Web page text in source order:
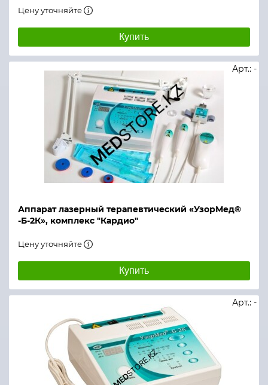
Цену уточняйте
Купить
Аппарат лазерный терапевтический «УзорМед®
-Б-2К», комплекс "Кардио"
Арт.: -
Цену уточняйте
Купить
Арт.: -